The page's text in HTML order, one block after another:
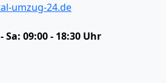
umzug-24.de
Sa: 09:00 - 18:30 Uhr